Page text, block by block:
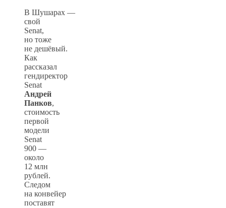
В Шушарах —
свой
Senat,
но тоже
не дешёвый.
Как
рассказал
гендиректор
Senat
Андрей
Панков,
стоимость
первой
модели
Senat
900 —
около
12 млн
рублей.
Следом
на конвейер
поставят